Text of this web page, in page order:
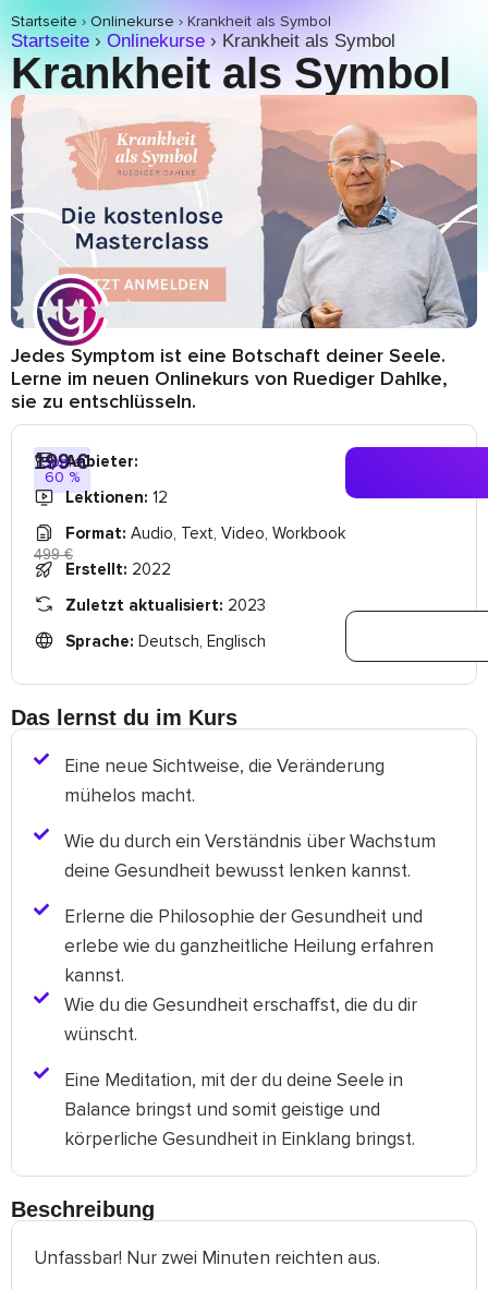
Startseite › Onlinekurse › Krankheit als Symbol
Startseite › Onlinekurse › Krankheit als Symbol
Krankheit als Symbol
Jedes Symptom ist eine Botschaft deiner Seele.
Lerne im neuen Onlinekurs von Ruediger Dahlke,
sie zu entschlüsseln.
199 €
499 €
Spare
60 %
Anbieter:
Lektionen: 12
Format: Audio, Text, Video, Workbook
Erstellt: 2022
Zuletzt aktualisiert: 2023
Sprache: Deutsch, Englisch
Das lernst du im Kurs
Eine neue Sichtweise, die Veränderung
mühelos macht.
Wie du durch ein Verständnis über Wachstum
deine Gesundheit bewusst lenken kannst.
Erlerne die Philosophie der Gesundheit und
erlebe wie du ganzheitliche Heilung erfahren
kannst.
Wie du die Gesundheit erschaffst, die du dir
wünscht.
Eine Meditation, mit der du deine Seele in
Balance bringst und somit geistige und
körperliche Gesundheit in Einklang bringst.
Beschreibung
Unfassbar! Nur zwei Minuten reichten aus.